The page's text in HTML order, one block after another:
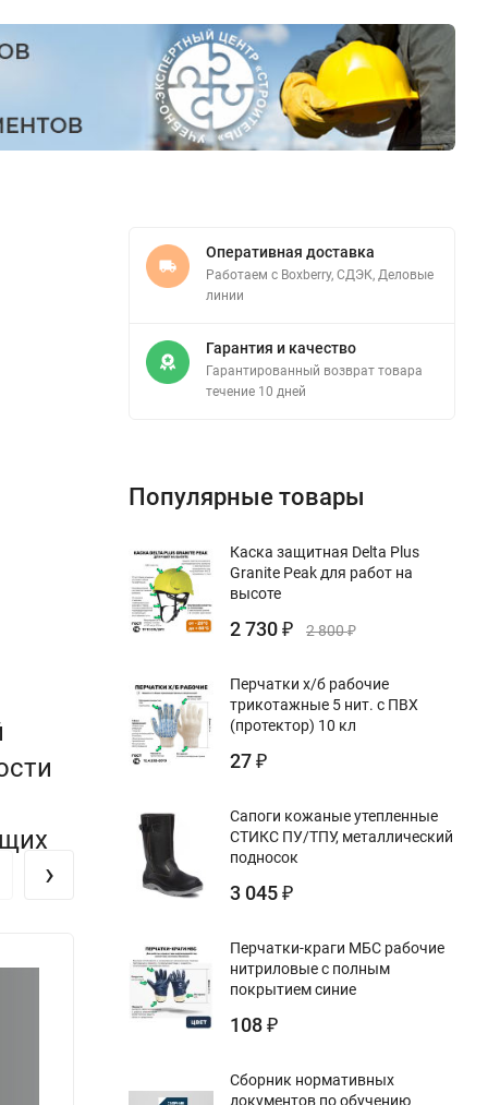
›
Оперативная доставка
Работаем с Boxberry, СДЭК, Деловые
линии
Гарантия и качество
Гарантированный возврат товара
течение 10 дней
Популярные товары
Каска защитная Delta Plus
Granite Peak для работ на
высоте
2 730 ₽ 2 800₽
Перчатки х/б рабочие
трикотажные 5 нит. с ПВХ
(протектор) 10 кл
27 ₽
Сапоги кожаные утепленные
СТИКС ПУ/ТПУ, металлический
подносок
3 045 ₽
Перчатки-краги МБС рабочие
нитриловые с полным
покрытием синие
108 ₽
Сборник нормативных
документов по обучению